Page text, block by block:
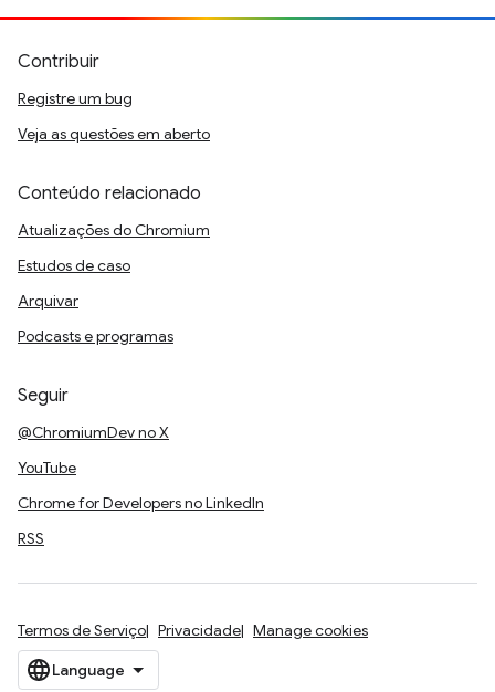
Contribuir
Registre um bug
Veja as questões em aberto
Conteúdo relacionado
Atualizações do Chromium
Estudos de caso
Arquivar
Podcasts e programas
Seguir
@ChromiumDev no X
YouTube
Chrome for Developers no LinkedIn
RSS
Termos de Serviço Privacidade Manage cookies